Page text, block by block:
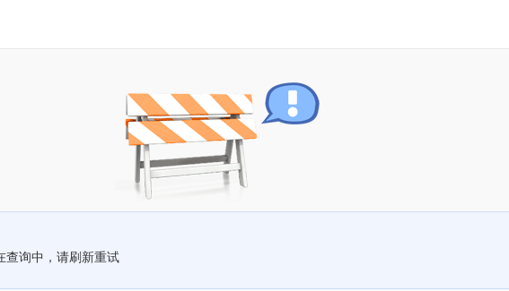
查询中，请刷新重试